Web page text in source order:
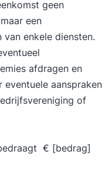
geen
een
enkele diensten.
afdragen en
aanspraken
of
€ [bedrag]